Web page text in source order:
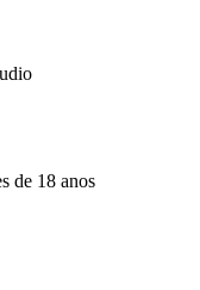
de 18 anos